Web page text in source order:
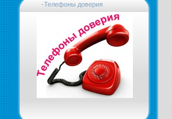
-Телефоны доверия